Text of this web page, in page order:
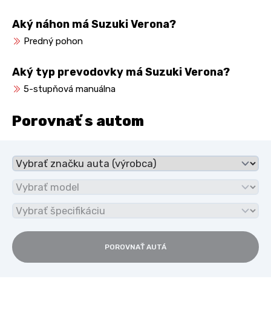
Aký náhon má Suzuki Verona?
Predný pohon
Aký typ prevodovky má Suzuki Verona?
5-stupňová manuálna
Porovnať s autom
POROVNAŤ AUTÁ